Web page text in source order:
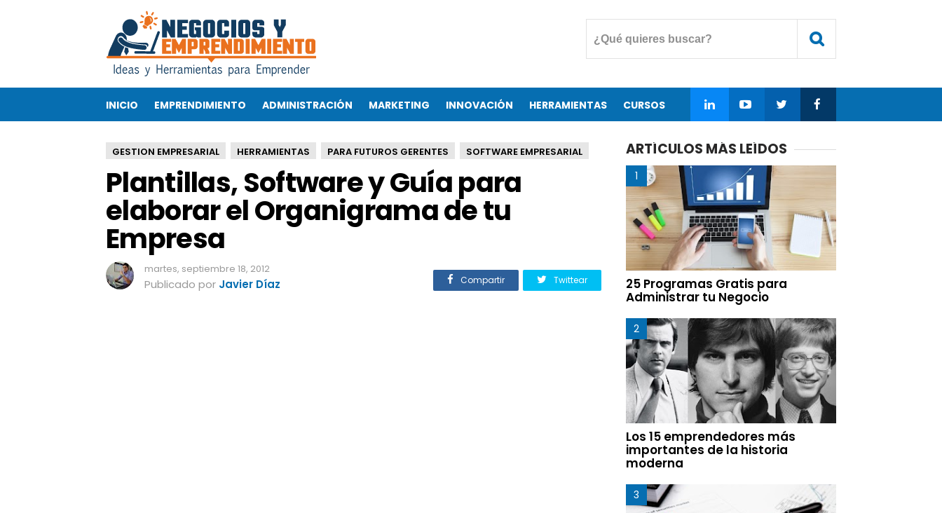
a
l
l
a
s
,
o
f
t
w
a
r
INICIO EMPRENDIMIENTO ADMINISTRACIÓN MARKETING INNOVACIÓN HERRAMIENTAS CURSOS
GESTION EMPRESARIAL HERRAMIENTAS PARA FUTUROS GERENTES SOFTWARE EMPRESARIAL
Plantillas, Software y Guía para
elaborar el Organigrama de tu
Empresa
martes, septiembre 18, 2012
Publicado por Javier Díaz Compartir Twittear
ARTÍCULOS MÁS LEÍDOS
25 Programas Gratis para
Administrar tu Negocio
Los 15 emprendedores más
importantes de la historia
moderna